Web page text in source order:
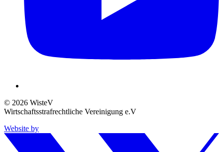
© 2026 WisteV
Wirtschaftsstrafrechtliche Vereinigung e.V
Website by